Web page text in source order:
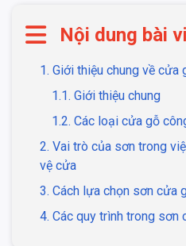
Nội dung bài
1. Giới thiệu chung về cửa
1.1. Giới thiệu chung
1.2. Các loại cửa gỗ
2. Vai trò của sơn trong
vệ cửa
3. Cách lựa chọn sơn cửa
4. Các quy trình trong sơn